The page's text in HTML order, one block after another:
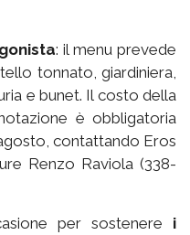
: il menu prevede
tonnato, giardiniera,
e bunet. Il costo della
è obbligatoria
contattando Eros
Renzo Raviola (338-
per sostenere i